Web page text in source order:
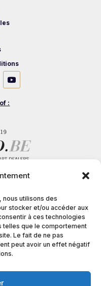
utilisons des
stocker et/ou accéder aux
à ces technologies
telles que le comportement
Le fait de ne pas
peut avoir un effet négatif
: